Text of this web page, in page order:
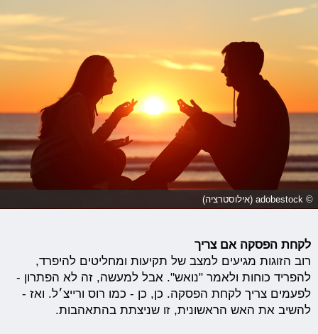
© adobestock (אילוסטרציה)
לקחת הפסקה אם צריך
רוב הזוגות מגיעים למצב של תקיעות ומחליטים להיפרד,
להפריד כוחות ולאמר "נואש". אבל למעשה, זה לא הפתרון -
לפעמים צריך לקחת הפסקה. כן, כן - כמו רוס ורייצ׳ל. ואז -
להשיב את האש הראשונית, זו שניצתת בהתאהבות.